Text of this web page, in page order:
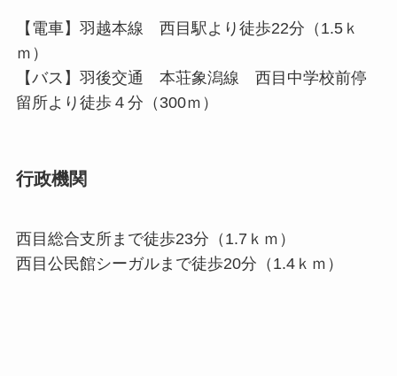
【電車】羽越本線 西目駅より徒歩22分（1.5ｋ
ｍ）
【バス】羽後交通 本荘象潟線 西目中学校前停
留所より徒歩４分（300ｍ）
行政機関
西目総合支所まで徒歩23分（1.7ｋｍ）
西目公民館シーガルまで徒歩20分（1.4ｋｍ）